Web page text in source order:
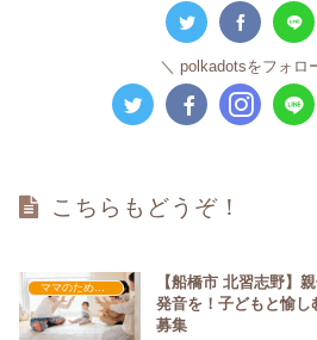
polkadotsをフォロ
こちらもどうぞ！
ママのための親子英語レッスン
【船橋市 北習志野】
発音を！子どもと愉
募集